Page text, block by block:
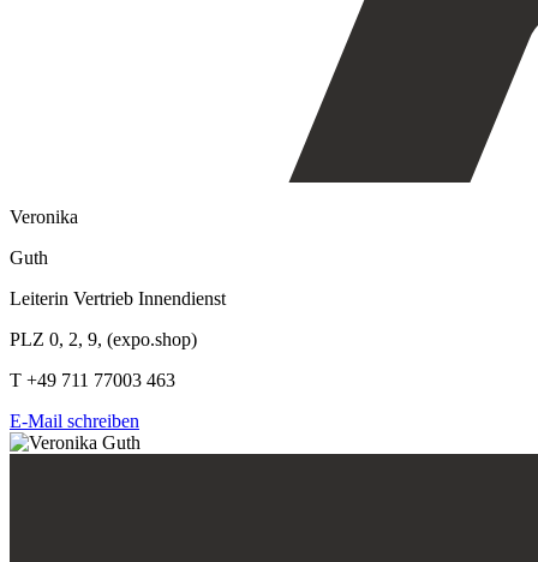
Veronika
Guth
Leiterin Vertrieb Innendienst
PLZ 0, 2, 9, (expo.shop)
T +49 711 77003 463
E-Mail schreiben